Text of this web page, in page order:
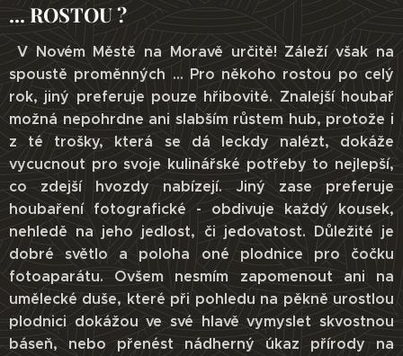
... ROSTOU ?
V Novém Městě na Moravě určitě! Záleží však na
spoustě proměnných ... Pro někoho rostou po celý
rok, jiný preferuje pouze hřibovité. Znalejší houbař
možná nepohrdne ani slabším růstem hub, protože i
z té trošky, která se dá leckdy nalézt, dokáže
vycucnout pro svoje kulinářské potřeby to nejlepší,
co zdejší hvozdy nabízejí. Jiný zase preferuje
houbaření fotografické - obdivuje každý kousek,
nehledě na jeho jedlost, či jedovatost. Důležité je
dobré světlo a poloha oné plodnice pro čočku
fotoaparátu. Ovšem nesmím zapomenout ani na
umělecké duše, které při pohledu na pěkně urostlou
plodnici dokážou ve své hlavě vymyslet skvostnou
báseň, nebo přenést nádherný úkaz přírody na